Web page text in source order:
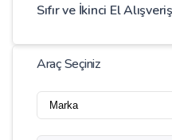
Sıfır ve İkinci El
Araç Seçiniz